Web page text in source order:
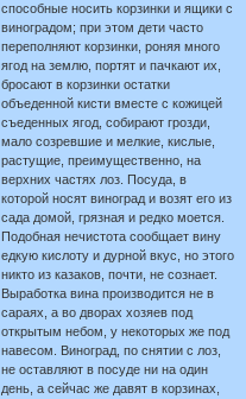
способные носить корзинки и ящики с
виноградом; при этом дети часто
переполняют корзинки, роняя много
ягод на землю, портят и пачкают их,
бросают в корзинки остатки
объеденной кисти вместе с кожицей
съеденных ягод, собирают грозди,
мало созревшие и мелкие, кислые,
растущие, преимущественно, на
верхних частях лоз. Посуда, в
которой носят виноград и возят его из
сада домой, грязная и редко моется.
Подобная нечистота сообщает вину
едкую кислоту и дурной вкус, но этого
никто из казаков, почти, не сознает.
Выработка вина производится не в
сараях, а во дворах хозяев под
открытым небом, у некоторых же под
навесом. Виноград, по снятии с лоз,
не оставляют в посуде ни на один
день, а сейчас же давят в корзинах,